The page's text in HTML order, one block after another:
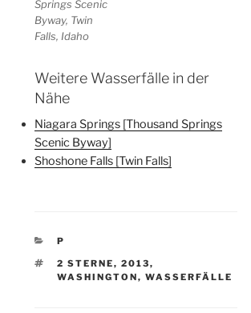
Springs Scenic
Byway, Twin
Falls, Idaho
Weitere Wasserfälle in der
Nähe
Niagara Springs [Thousand Springs
Scenic Byway]
Shoshone Falls [Twin Falls]
KATEGORIEN
P
SCHLAGWÖRTER
2 STERNE, 2013,
WASHINGTON, WASSERFÄLLE